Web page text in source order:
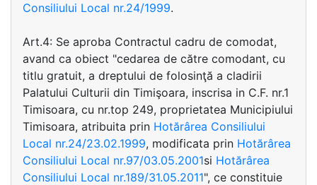
Consiliului Local nr.24/1999.
Art.4: Se aproba Contractul cadru de comodat,
avand ca obiect "cedarea de către comodant, cu
titlu gratuit, a dreptului de folosinţă a cladirii
Palatului Culturii din Timişoara, inscrisa in C.F. nr.1
Timisoara, cu nr.top 249, proprietatea Municipiului
Timisoara, atribuita prin Hotărârea Consiliului
Local nr.24/23.02.1999, modificata prin Hotărârea
Consiliului Local nr.97/03.05.2001si Hotărârea
Consiliului Local nr.189/31.05.2011", ce constituie